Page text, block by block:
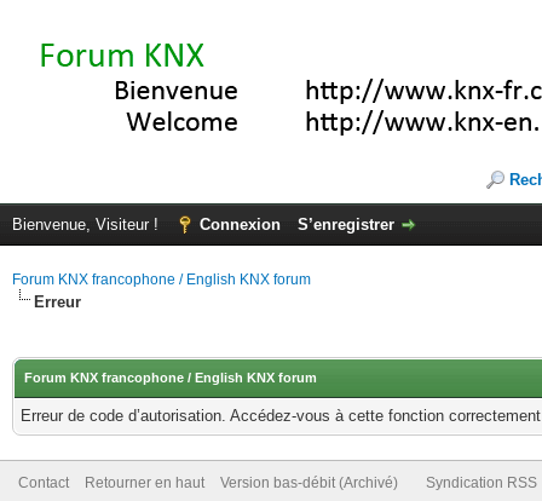
Bienvenue, Visiteur ! Connexion S’enregistrer
Forum KNX francophone / English KNX forum
Erreur
Forum KNX francophone / English KNX forum
Erreur de code d’autorisation. Accédez-vous à cette fonction
Contact Retourner en haut Version bas-débit (Archivé) Syndication RSS